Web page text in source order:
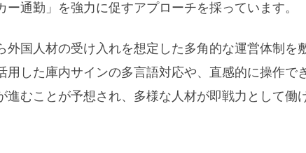
通勤」を強力に促すアプローチを採っています。
外国人材の受け入れを想定した多角的な運営体制を
用した庫内サインの多言語対応や、直感的に操作で
進むことが予想され、多様な人材が即戦力として働